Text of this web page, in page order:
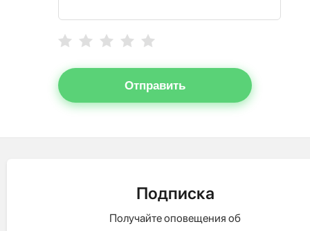
Отправить
Подписка
Получайте оповещения об